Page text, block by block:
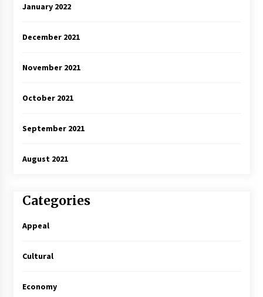
January 2022
December 2021
November 2021
October 2021
September 2021
August 2021
Categories
Appeal
Cultural
Economy